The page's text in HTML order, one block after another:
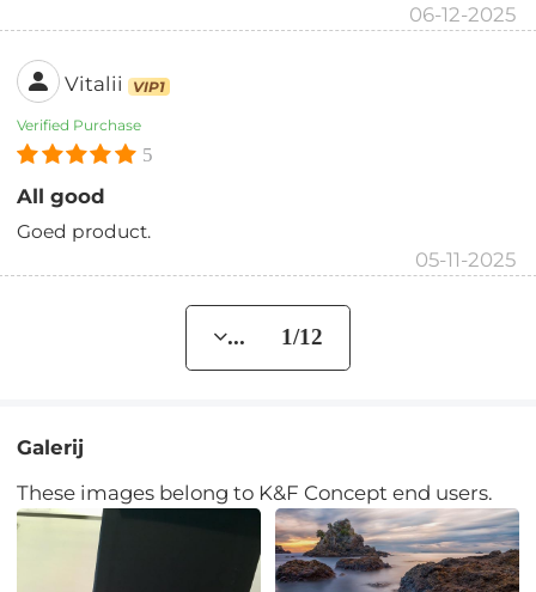
06-12-2025
Vitalii VIP1
Verified Purchase
5
All good
Goed product.
05-11-2025
... 1/12
Galerij
These images belong to K&F Concept end users.